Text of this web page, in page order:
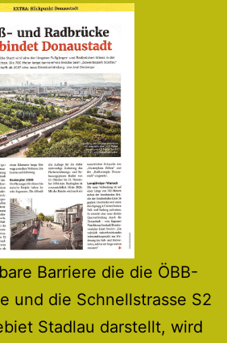
Barriere die die ÖBB-
und die Schnellstrasse S2
Stadlau darstellt, wird